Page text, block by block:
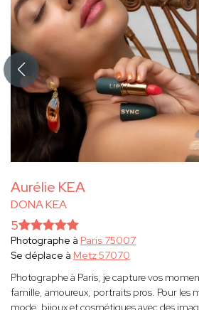
Aurélie KEA
DONA KEA
5
Photographe à Paris 75007
Se déplace à Metz 57070
Photographe à Paris, je capture vos
famille, amoureux, portraits pros. Pour les
mode, bijoux et cosmétiques avec des